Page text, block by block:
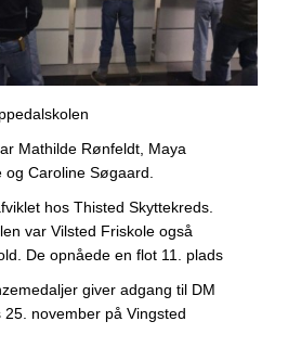
Mathilde Rønfeldt, Maya
Caroline Søgaard.
hos Thisted Skyttekreds.
var Vilsted Friskole også
De opnåede en flot 11. plads
giver adgang til DM
november på Vingsted